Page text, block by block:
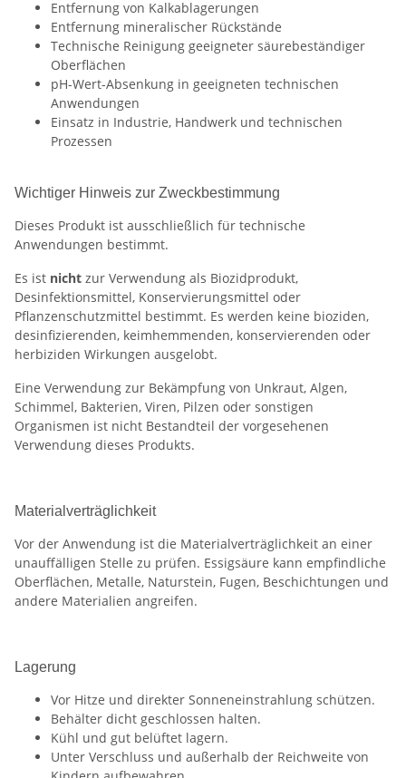
Entfernung von Kalkablagerungen
Entfernung mineralischer Rückstände
Technische Reinigung geeigneter säurebeständiger
Oberflächen
pH-Wert-Absenkung in geeigneten technischen
Anwendungen
Einsatz in Industrie, Handwerk und technischen
Prozessen
Wichtiger Hinweis zur Zweckbestimmung
Dieses Produkt ist ausschließlich für technische
Anwendungen bestimmt.
Es ist nicht zur Verwendung als Biozidprodukt,
Desinfektionsmittel, Konservierungsmittel oder
Pflanzenschutzmittel bestimmt. Es werden keine bioziden,
desinfizierenden, keimhemmenden, konservierenden oder
herbiziden Wirkungen ausgelobt.
Eine Verwendung zur Bekämpfung von Unkraut, Algen,
Schimmel, Bakterien, Viren, Pilzen oder sonstigen
Organismen ist nicht Bestandteil der vorgesehenen
Verwendung dieses Produkts.
Materialverträglichkeit
Vor der Anwendung ist die Materialverträglichkeit an einer
unauffälligen Stelle zu prüfen. Essigsäure kann empfindliche
Oberflächen, Metalle, Naturstein, Fugen, Beschichtungen und
andere Materialien angreifen.
Lagerung
Vor Hitze und direkter Sonneneinstrahlung schützen.
Behälter dicht geschlossen halten.
Kühl und gut belüftet lagern.
Unter Verschluss und außerhalb der Reichweite von